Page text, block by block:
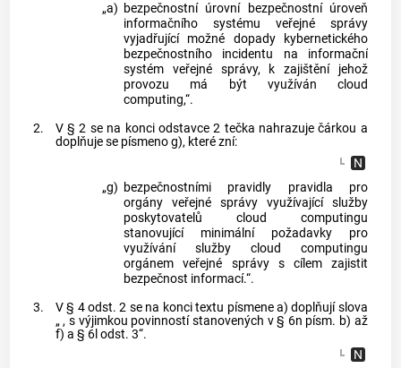
„a) bezpečnostní úrovní bezpečnostní úroveň
informačního systému veřejné správy
vyjadřující možné dopady kybernetického
bezpečnostního incidentu na informační
systém veřejné správy, k zajištění jehož
provozu má být využíván cloud
computing,“.
2.
V § 2 se na konci odstavce 2 tečka nahrazuje čárkou a
doplňuje se písmeno g), které zní:
„g) bezpečnostními pravidly pravidla pro
orgány veřejné správy využívající služby
poskytovatelů cloud computingu
stanovující minimální požadavky pro
využívání služby cloud computingu
orgánem veřejné správy s cílem zajistit
bezpečnost informací.“.
3.
V § 4 odst. 2 se na konci textu písmene a) doplňují slova
„ , s výjimkou povinností stanovených v § 6n písm. b) až
f) a § 6l odst. 3“.